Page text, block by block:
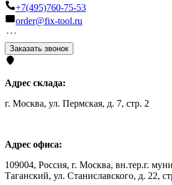
+7(495)760-75-53
order@fix-tool.ru
Заказать звонок
Адрес склада:
г. Москва, ул. Пермская, д. 7, стр. 2
Адрес офиса:
109004, Россия, г. Москва, вн.тер.г.
Таганский, ул. Станиславского, д. 22,